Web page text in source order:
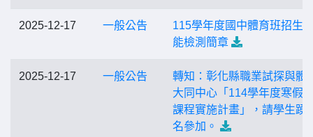
2025-12-17 一般公告
115學年度國中體育班招生
能檢測簡章
2025-12-17 一般公告
轉知：彰化縣職業試探與體
大同中心「114學年度寒假
課程實施計畫」，請學生踴
名參加。